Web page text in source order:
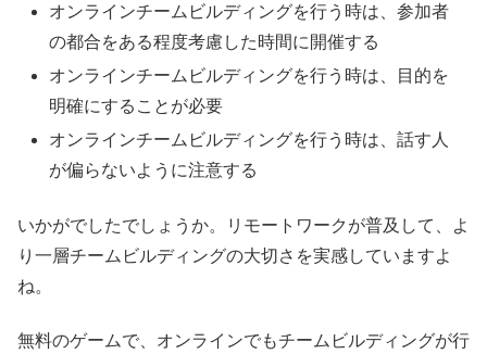
オンラインチームビルディングを行う時は、参加者
の都合をある程度考慮した時間に開催する
オンラインチームビルディングを行う時は、目的を
明確にすることが必要
オンラインチームビルディングを行う時は、話す人
が偏らないように注意する
いかがでしたでしょうか。リモートワークが普及して、よ
り一層チームビルディングの大切さを実感していますよ
ね。
無料のゲームで、オンラインでもチームビルディングが行